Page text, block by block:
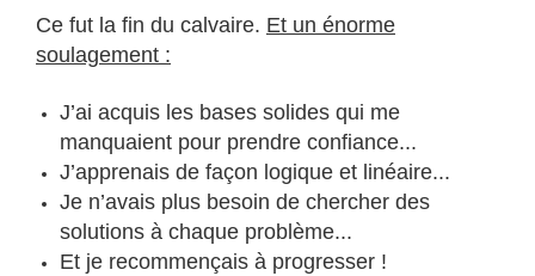
Ce fut la fin du calvaire. Et un énorme
soulagement :
J’ai acquis les bases solides qui me
manquaient pour prendre confiance...
J’apprenais de façon logique et linéaire...
Je n’avais plus besoin de chercher des
solutions à chaque problème...
Et je recommençais à progresser !